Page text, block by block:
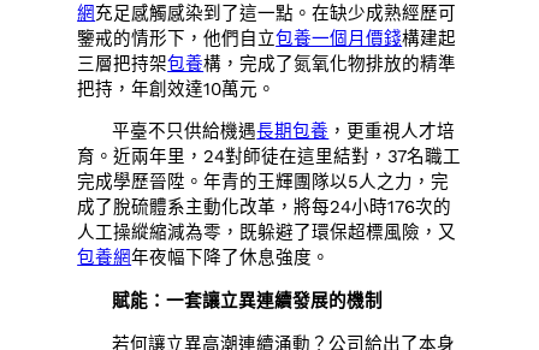
網充足感觸感染到了這一點。在缺少成熟經歷可
鑒戒的情形下，他們自立包養一個月價錢構建起
三層把持架包養構，完成了氮氧化物排放的精準
把持，年創效達10萬元。
平臺不只供給機遇長期包養 ，更重視人才培
育。近兩年里，24對師徒在這里結對，37名職工
完成學歷晉陞。年青的王輝團隊以5人之力，完
成了脫硫體系主動化改革，將每24小時176次的
人工操縱縮減為零，既躲避了環保超標風險，又
包養網年夜幅下降了休息強度。
賦能：一套讓立異連續發展的機制
若何讓立異高潮連續涌動？公司給出了本身